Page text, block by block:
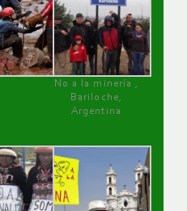
No a la minería ,
Bariloche,
Argentina